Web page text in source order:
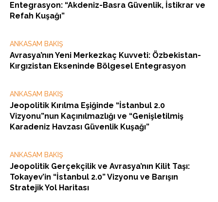
Entegrasyon: “Akdeniz-Basra Güvenlik, İstikrar ve
Refah Kuşağı”
ANKASAM BAKIŞ
Avrasya’nın Yeni Merkezkaç Kuvveti: Özbekistan-
Kırgızistan Ekseninde Bölgesel Entegrasyon
ANKASAM BAKIŞ
Jeopolitik Kırılma Eşiğinde “İstanbul 2.0
Vizyonu”nun Kaçınılmazlığı ve “Genişletilmiş
Karadeniz Havzası Güvenlik Kuşağı”
ANKASAM BAKIŞ
Jeopolitik Gerçekçilik ve Avrasya’nın Kilit Taşı:
Tokayev’in “İstanbul 2.0” Vizyonu ve Barışın
Stratejik Yol Haritası